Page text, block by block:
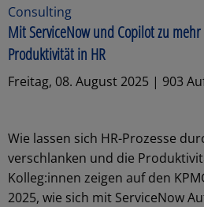
Consulting
Mit ServiceNow und Copilot zu mehr
Produktivität in HR
Freitag, 08. August 2025 | 903
Wie lassen sich HR-Prozesse
verschlanken und die
Kolleg:innen zeigen auf den
2025, wie sich mit ServiceNow